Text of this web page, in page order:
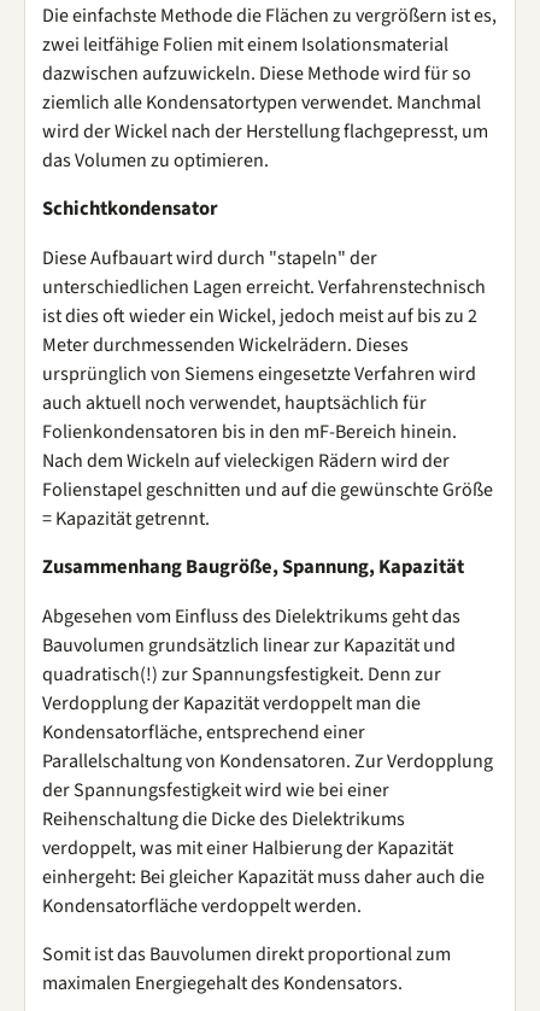
Die einfachste Methode die Flächen zu vergrößern ist es,
zwei leitfähige Folien mit einem Isolationsmaterial
dazwischen aufzuwickeln. Diese Methode wird für so
ziemlich alle Kondensatortypen verwendet. Manchmal
wird der Wickel nach der Herstellung flachgepresst, um
das Volumen zu optimieren.
Schichtkondensator
Diese Aufbauart wird durch "stapeln" der
unterschiedlichen Lagen erreicht. Verfahrenstechnisch
ist dies oft wieder ein Wickel, jedoch meist auf bis zu 2
Meter durchmessenden Wickelrädern. Dieses
ursprünglich von Siemens eingesetzte Verfahren wird
auch aktuell noch verwendet, hauptsächlich für
Folienkondensatoren bis in den mF-Bereich hinein.
Nach dem Wickeln auf vieleckigen Rädern wird der
Folienstapel geschnitten und auf die gewünschte Größe
= Kapazität getrennt.
Zusammenhang Baugröße, Spannung, Kapazität
Abgesehen vom Einfluss des Dielektrikums geht das
Bauvolumen grundsätzlich linear zur Kapazität und
quadratisch(!) zur Spannungsfestigkeit. Denn zur
Verdopplung der Kapazität verdoppelt man die
Kondensatorfläche, entsprechend einer
Parallelschaltung von Kondensatoren. Zur Verdopplung
der Spannungsfestigkeit wird wie bei einer
Reihenschaltung die Dicke des Dielektrikums
verdoppelt, was mit einer Halbierung der Kapazität
einhergeht: Bei gleicher Kapazität muss daher auch die
Kondensatorfläche verdoppelt werden.
Somit ist das Bauvolumen direkt proportional zum
maximalen Energiegehalt des Kondensators.